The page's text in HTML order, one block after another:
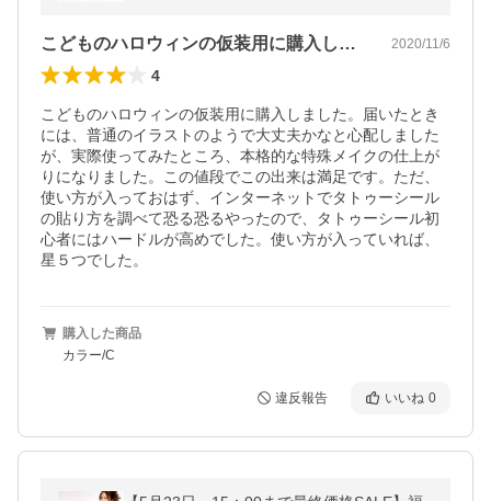
こどものハロウィンの仮装用に購入しまし… 2020/11/6
4
こどものハロウィンの仮装用に購入しました。届いたとき
には、普通のイラストのようで大丈夫かなと心配しました
が、実際使ってみたところ、本格的な特殊メイクの仕上が
りになりました。この値段でこの出来は満足です。ただ、
使い方が入っておはず、インターネットでタトゥーシール
の貼り方を調べて恐る恐るやったので、タトゥーシール初
心者にはハードルが高めでした。使い方が入っていれば、
星５つでした。
購入した商品
カラー/C
違反報告 いいね 0